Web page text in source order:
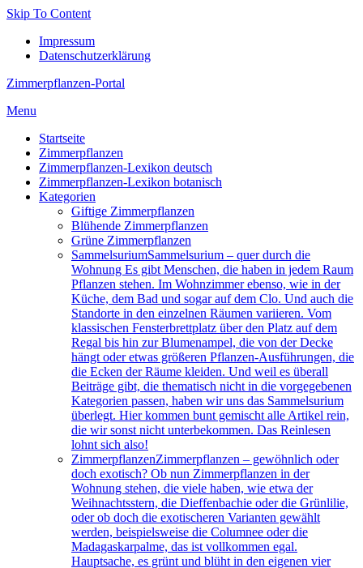
Skip To Content
Impressum
Datenschutzerklärung
Zimmerpflanzen-Portal
Menu
Startseite
Zimmerpflanzen
Zimmerpflanzen-Lexikon deutsch
Zimmerpflanzen-Lexikon botanisch
Kategorien
Giftige Zimmerpflanzen
Blühende Zimmerpflanzen
Grüne Zimmerpflanzen
Sam­mel­su­ri­umSammelsurium – quer durch die
Wohnung Es gibt Menschen, die haben in jedem Raum
Pflanzen stehen. Im Wohnzimmer ebenso, wie in der
Küche, dem Bad und sogar auf dem Clo. Und auch die
Standorte in den einzelnen Räumen variieren. Vom
klassischen Fensterbrettplatz über den Platz auf dem
Regal bis hin zur Blumenampel, die von der Decke
hängt oder etwas größeren Pflanzen-Ausführungen, die
die Ecken der Räume kleiden. Und weil es überall
Beiträge gibt, die thematisch nicht in die vorgegebenen
Kategorien passen, haben wir uns das Sammelsurium
überlegt. Hier kommen bunt gemischt alle Artikel rein,
die wir sonst nicht unterbekommen. Das Reinlesen
lohnt sich also!
ZimmerpflanzenZimmerpflanzen – gewöhnlich oder
doch exotisch? Ob nun Zimmerpflanzen in der
Wohnung stehen, die viele haben, wie etwa der
Weihnachtsstern, die Dieffenbachie oder die Grünlilie,
oder ob doch die exotischeren Varianten gewählt
werden, beispielsweise die Columnee oder die
Madagaskarpalme, das ist vollkommen egal.
Hauptsache, es grünt und blüht in den eigenen vier